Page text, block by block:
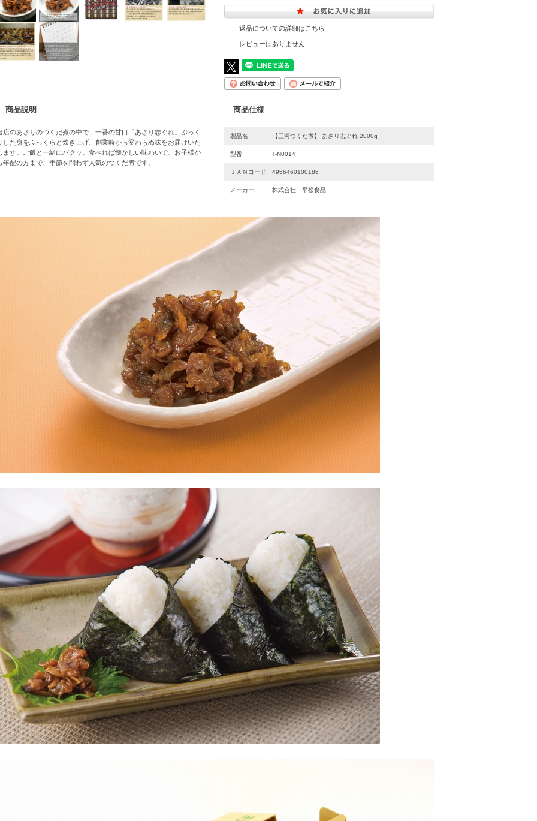
返品についての詳細はこちら
レビューはありません
商品説明
店のあさりのつくだ煮の中で、一番の甘口「あさり志ぐれ」ぷっく
した身をふっくらと炊き上げ、創業時から変わらぬ味をお届けいた
ます。ご飯と一緒にパクッ。食べれば懐かしい味わいで、お子様か
年配の方まで、季節を問わず人気のつくだ煮です。
商品仕様
製品名: 【三河つくだ煮】 あさり志ぐれ 2000g
型番: T-N0014
ＪＡＮコード: 4956460100186
メーカー: 株式会社 平松食品